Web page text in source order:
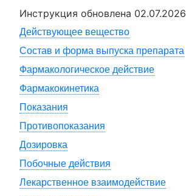
Инструкция обновлена 02.07.2026
Действующее вещество
Состав и форма выпуска препарата
Фармакологическое действие
Фармакокинетика
Показания
Противопоказания
Дозировка
Побочные действия
Лекарственное взаимодействие